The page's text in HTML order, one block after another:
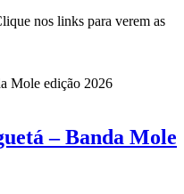
nos links para verem as
– Banda Mole